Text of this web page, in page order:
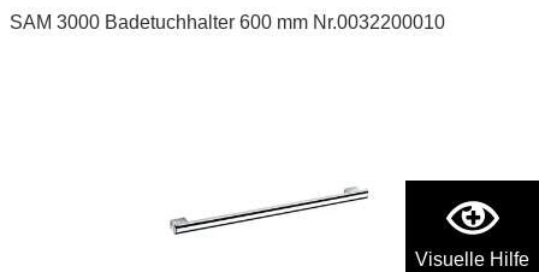
Visuelle Hilfe
SAM 3000 Badetuchhalter 600 mm Nr.0032200010